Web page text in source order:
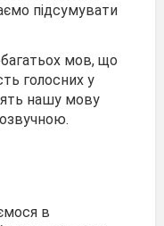
підсумувати
мов, що
голосних у
нашу мову
в